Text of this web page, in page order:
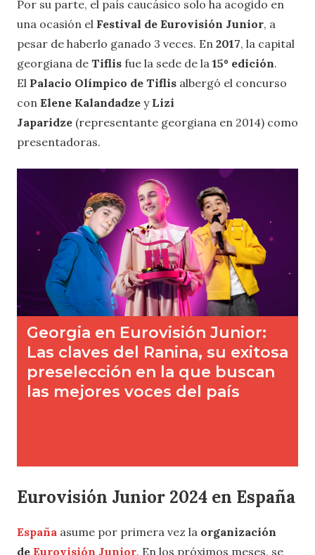
Por su parte, el país caucásico solo ha acogido en
una ocasión el Festival de Eurovisión Junior, a
pesar de haberlo ganado 3 veces. En 2017, la capital
georgiana de Tiflis fue la sede de la 15º edición.
El Palacio Olímpico de Tiflis albergó el concurso
con Elene Kalandadze yLizi
Japaridze (representante georgiana en 2014) como
presentadoras.
Eurovisión Junior 2024 en España
España asume por primera vez la organización
de Eurovisión Junior. En los próximos meses, se